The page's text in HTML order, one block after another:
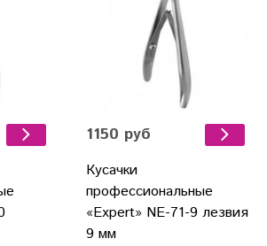
1150 руб
Кусачки
профессиональные
«Expert» NE-71-9 лезвия
9 мм